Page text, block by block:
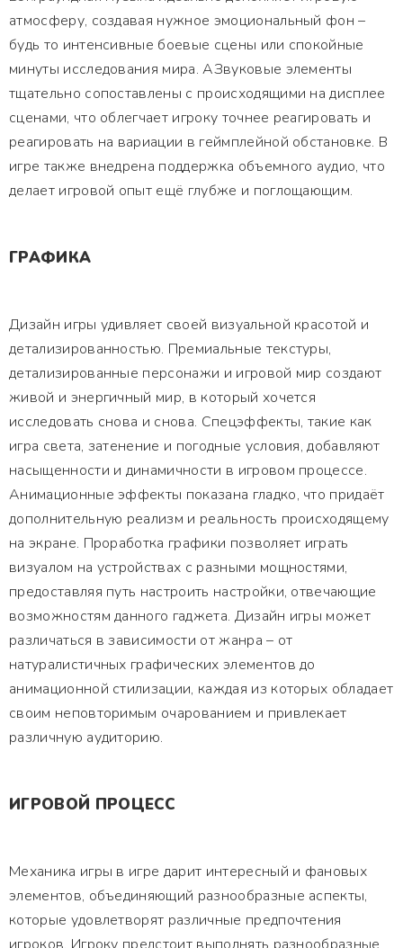
атмосферу, создавая нужное эмоциональный фон –
будь то интенсивные боевые сцены или спокойные
минуты исследования мира. АЗвуковые элементы
тщательно сопоставлены с происходящими на дисплее
сценами, что облегчает игроку точнее реагировать и
реагировать на вариации в геймплейной обстановке. В
игре также внедрена поддержка объемного аудио, что
делает игровой опыт ещё глубже и поглощающим.
ГРАФИКА
Дизайн игры удивляет своей визуальной красотой и
детализированностью. Премиальные текстуры,
детализированные персонажи и игровой мир создают
живой и энергичный мир, в который хочется
исследовать снова и снова. Спецэффекты, такие как
игра света, затенение и погодные условия, добавляют
насыщенности и динамичности в игровом процессе.
Анимационные эффекты показана гладко, что придаёт
дополнительную реализм и реальность происходящему
на экране. Проработка графики позволяет играть
визуалом на устройствах с разными мощностями,
предоставляя путь настроить настройки, отвечающие
возможностям данного гаджета. Дизайн игры может
различаться в зависимости от жанра – от
натуралистичных графических элементов до
анимационной стилизации, каждая из которых обладает
своим неповторимым очарованием и привлекает
различную аудиторию.
ИГРОВОЙ ПРОЦЕСС
Механика игры в игре дарит интересный и фановых
элементов, объединяющий разнообразные аспекты,
которые удовлетворят различные предпочтения